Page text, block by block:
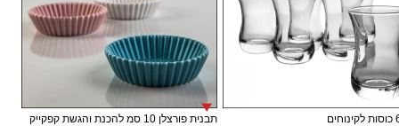
תבנית פורצלן 10 סמ להכנת והגשת קפקייק